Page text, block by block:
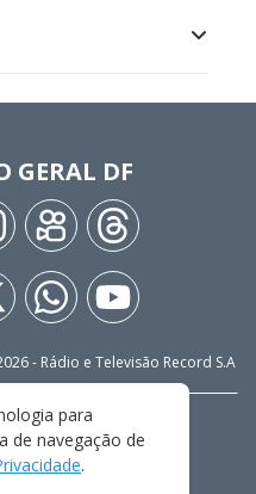
GERAL DF
- Rádio e Televisão Record S.A
PRIVACIDADE
DE USO
para
de navegação de
.